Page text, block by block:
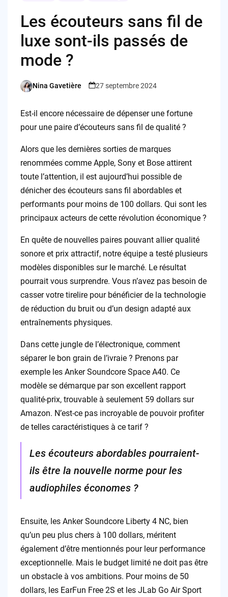
Les écouteurs sans fil de
luxe sont-ils passés de
mode ?
Posted
Nina Gavetière 27 septembre 2024
Est-il encore nécessaire de dépenser une fortune
pour une paire d’écouteurs sans fil de qualité ?
Alors que les dernières sorties de marques
renommées comme Apple, Sony et Bose attirent
toute l’attention, il est aujourd’hui possible de
dénicher des écouteurs sans fil abordables et
performants pour moins de 100 dollars. Qui sont les
principaux acteurs de cette révolution économique ?
En quête de nouvelles paires pouvant allier qualité
sonore et prix attractif, notre équipe a testé plusieurs
modèles disponibles sur le marché. Le résultat
pourrait vous surprendre. Vous n’avez pas besoin de
casser votre tirelire pour bénéficier de la technologie
de réduction du bruit ou d’un design adapté aux
entraînements physiques.
Dans cette jungle de l’électronique, comment
séparer le bon grain de l’ivraie ? Prenons par
exemple les Anker Soundcore Space A40. Ce
modèle se démarque par son excellent rapport
qualité-prix, trouvable à seulement 59 dollars sur
Amazon. N’est-ce pas incroyable de pouvoir profiter
de telles caractéristiques à ce tarif ?
Les écouteurs abordables pourraient-
ils être la nouvelle norme pour les
audiophiles économes ?
Ensuite, les Anker Soundcore Liberty 4 NC, bien
qu’un peu plus chers à 100 dollars, méritent
également d’être mentionnés pour leur performance
exceptionnelle. Mais le budget limité ne doit pas être
un obstacle à vos ambitions. Pour moins de 50
dollars, les EarFun Free 2S et les JLab Go Air Sport